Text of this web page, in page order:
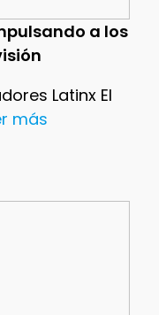
a los
Latinx El
más